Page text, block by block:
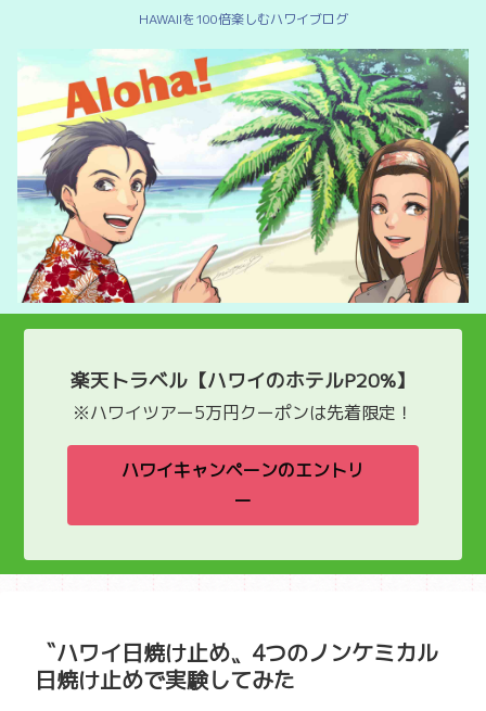
HAWAIIを100倍楽しむハワイブログ
楽天トラベル【ハワイのホテルP20%】
※ハワイツアー5万円クーポンは先着限定！
ハワイキャンペーンのエントリ
ー
〝ハワイ日焼け止め〟4つのノンケミカル
日焼け止めで実験してみた